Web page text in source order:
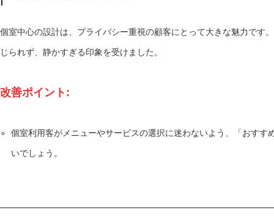
個室中心の設計は、プライバシー重視の顧客にとって大きな魅力です
じられず、静かすぎる印象を受けました。
改善ポイント:
個室利用客がメニューやサービスの選択に迷わないよう、「おす
いでしょう。